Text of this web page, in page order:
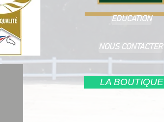
EDUCATION
NOUS CONTACTER
LA BOUTIQUE